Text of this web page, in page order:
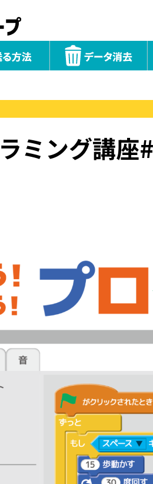
ミング講